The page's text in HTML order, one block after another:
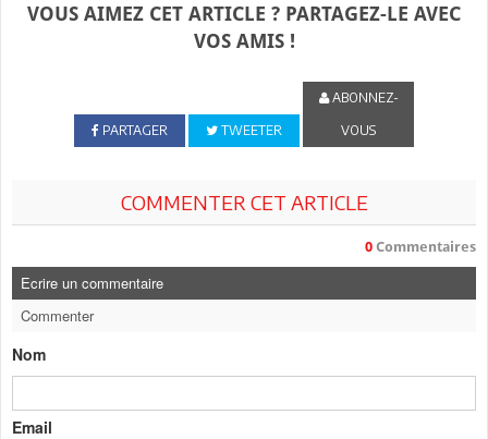
VOUS AIMEZ CET ARTICLE ? PARTAGEZ-LE AVEC
VOS AMIS !
PARTAGER TWEETER
ABONNEZ-
VOUS
COMMENTER CET ARTICLE
0 Commentaires
Ecrire un commentaire
Commenter
Nom
Email